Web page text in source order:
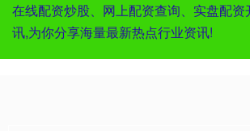
在线配资炒股、网上配资查询、实盘配
讯,为你分享海量最新热点行业资讯!